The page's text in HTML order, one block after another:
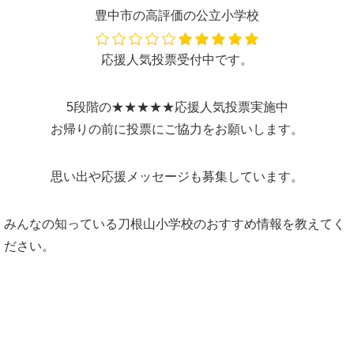
豊中市の高評価の公立小学校
応援人気投票受付中です。
5段階の★★★★★応援人気投票実施中
お帰りの前に投票にご協力をお願いします。
思い出や応援メッセージも募集しています。
みんなの知っている刀根山小学校のおすすめ情報を教えてく
ださい。